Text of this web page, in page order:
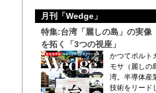
月刊「Wedge」
特集:台湾「麗しの島」の実
を拓く「3つの視座」
かつてポルト
モサ（麗しの
湾。半導体産
技術をリード